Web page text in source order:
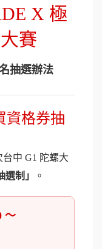
X 極
賽
抽選辦法
資格券抽
中 G1 陀螺大
選制」 。
～